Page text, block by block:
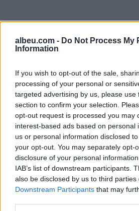
albeu.com - Do Not Process My
Information
If you wish to opt-out of the sale,
processing of your personal or
targeted advertising by us, please use
section to confirm your selection.
opt-out request is processed you may
interest-based ads based on personal
us or personal information disclosed
your opt-out. You may separately opt-
disclosure of your personal
IAB’s list of downstream participants.
also be disclosed by us to third parties
Downstream Participants that may
Shtuarmë20.07.2025 12:18
Tags:
arrestohet , Shengjin
Lorenci
, Zef Shtjefni